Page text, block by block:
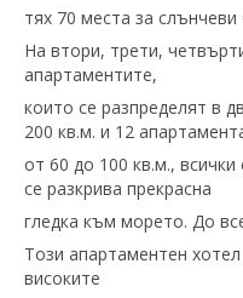
тях 70 места за слънчеви
На втори, трети,
апартаментите,
които се разпределят в
200 кв.м. и 12
от 60 до 100 кв.м.,
се разкрива прекрасна
гледка към морето. До
Този апартаментен
високите